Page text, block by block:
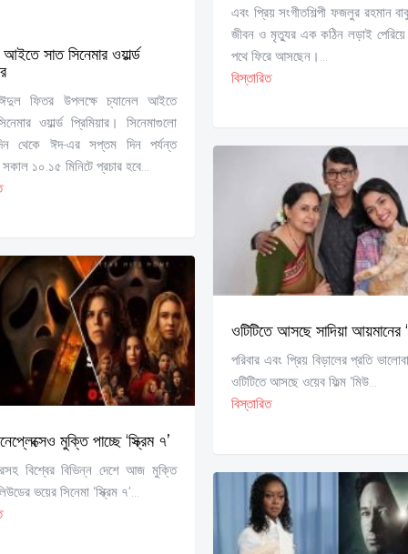
সাত সিনেমার ওয়ার্ল্ড
ফিতর উপলক্ষে চ্যানেল আইতে
ওয়ার্ল্ড প্রিমিয়ার। সিনেমাগুলো
থেকে ঈদ-এর সপ্তম দিন পর্যন্ত
১০.১৫ মিনিটে প্রচার হবে...
মুক্তি পাচ্ছে ‘স্ক্রিম ৭’
বিশ্বের বিভিন্ন দেশে আজ মুক্তি
ভয়ের সিনেমা ‘স্ক্রিম ৭’...
এবং প্রিয় সংগীতশিল্পী ফজলুর রহমান বাবু
জীবন ও মৃত্যুর এক কঠিন লড়াই
পথে ফিরে আসছেন।...
বিস্তারিত
ওটিটিতে আসছে সাদিয়া আয়মানের
পরিবার এবং প্রিয় বিড়ালের প্রতি
ওটিটিতে আসছে ওয়েব ফিল্ম ‘মিউ...
বিস্তারিত